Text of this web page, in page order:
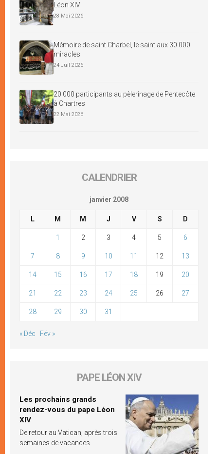
Léon XIV
28 Mai 2026
Mémoire de saint Charbel, le saint aux 30 000
miracles
24 Juil 2026
20 000 participants au pèlerinage de Pentecôte
à Chartres
22 Mai 2026
CALENDRIER
janvier 2008
L M M J V S D
1 2 3 4 5 6
7 8 9 10 11 12 13
14 15 16 17 18 19 20
21 22 23 24 25 26 27
28 29 30 31
« Déc Fév »
PAPE LÉON XIV
Les prochains grands
rendez-vous du pape Léon
XIV
De retour au Vatican, après trois
semaines de vacances